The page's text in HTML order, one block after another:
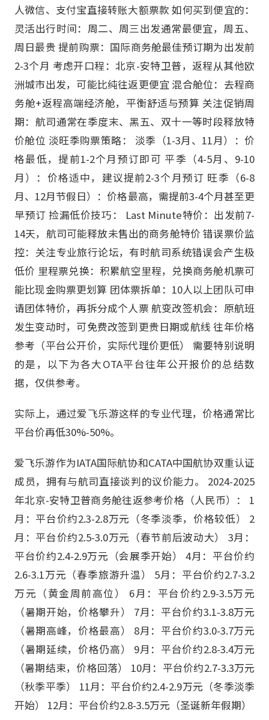
人微信、支付宝直接转账大额票款 如何买到便宜的：
灵活出行时间：周二、周三出发通常最便宜，周五、
周日最贵 提前购票：国际商务舱最佳预订期为出发前
2-3个月 考虑开口程：北京-安特卫普，返程从其他欧
洲城市出发，可能比纯往返更便宜 混合舱位：去程商
务舱+返程高端经济舱，平衡舒适与预算 关注促销周
期：航司通常在季度末、黑五、双十一等时段释放特
价舱位 淡旺季购票策略： 淡季（1-3月、11月）：价
格最低，提前1-2个月预订即可 平季（4-5月、9-10
月）：价格适中，建议提前2-3个月预订 旺季（6-8
月、12月节假日）：价格最高，需提前3-4个月甚至更
早预订 捡漏低价技巧： Last Minute特价：出发前7-
14天，航司可能释放未售出的商务舱特价 错误票价监
控：关注专业旅行论坛，有时航司系统错误会产生极
低价 里程票兑换：积累航空里程，兑换商务舱机票可
能比现金购票更划算 团体票拆单：10人以上团队可申
请团体特价，再拆分成个人票 航变改签机会：原航班
发生变动时，可免费改签到更贵日期或航线 往年价格
参考（平台公开价，实际代理价更低） 需要特别说明
的是，以下为各大OTA平台往年公开报价的总结数
据，仅供参考。
实际上，通过爱飞乐游这样的专业代理，价格通常比
平台价再低30%-50%。
爱飞乐游作为IATA国际航协和CATA中国航协双重认证
成员，拥有与航司直接谈判的议价能力。 2024-2025
年北京-安特卫普商务舱往返参考价格（人民币）： 1
月：平台价约2.3-2.8万元（冬季淡季，价格较低） 2
月：平台价约2.5-3.0万元（春节前后波动大） 3月：
平台价约2.4-2.9万元（会展季开始） 4月：平台价约
2.6-3.1万元（春季旅游升温） 5月：平台价约2.7-3.2
万元（黄金周前高位） 6月：平台价约2.9-3.5万元
（暑期开始，价格攀升） 7月：平台价约3.1-3.8万元
（暑期高峰，价格最高） 8月：平台价约3.0-3.7万元
（暑期延续，价格仍高） 9月：平台价约2.8-3.4万元
（暑期结束，价格回落） 10月：平台价约2.7-3.3万元
（秋季平季） 11月：平台价约2.4-2.9万元（冬季淡季
开始） 12月：平台价约2.8-3.5万元（圣诞新年假期）